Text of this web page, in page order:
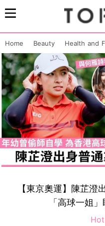
Home Beauty Health and
【東京奧運】陳芷澄
「高球一姐